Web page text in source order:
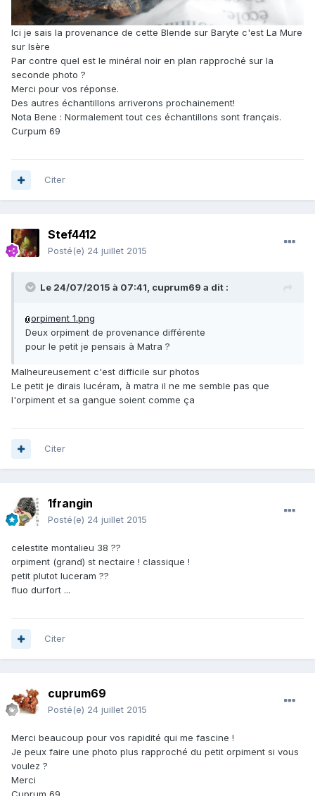
Ici je sais la provenance de cette Blende sur Baryte c'est La Mure
sur Isère
Par contre quel est le minéral noir en plan rapproché sur la
seconde photo ?
Merci pour vos réponse.
Des autres échantillons arriverons prochainement!
Nota Bene : Normalement tout ces échantillons sont français.
Curpum 69
Citer
Stef4412
Posté(e) 24 juillet 2015
Le 24/07/2015 à 07:41, cuprum69 a dit :
orpiment 1.png
Deux orpiment de provenance différente
pour le petit je pensais à Matra ?
Malheureusement c'est difficile sur photos
Le petit je dirais lucéram, à matra il ne me semble pas que
l'orpiment et sa gangue soient comme ça
Citer
1frangin
Posté(e) 24 juillet 2015
celestite montalieu 38 ??
orpiment (grand) st nectaire ! classique !
petit plutot luceram ??
fluo durfort ...
Citer
cuprum69
Posté(e) 24 juillet 2015
Merci beaucoup pour vos rapidité qui me fascine !
Je peux faire une photo plus rapproché du petit orpiment si vous
voulez ?
Merci